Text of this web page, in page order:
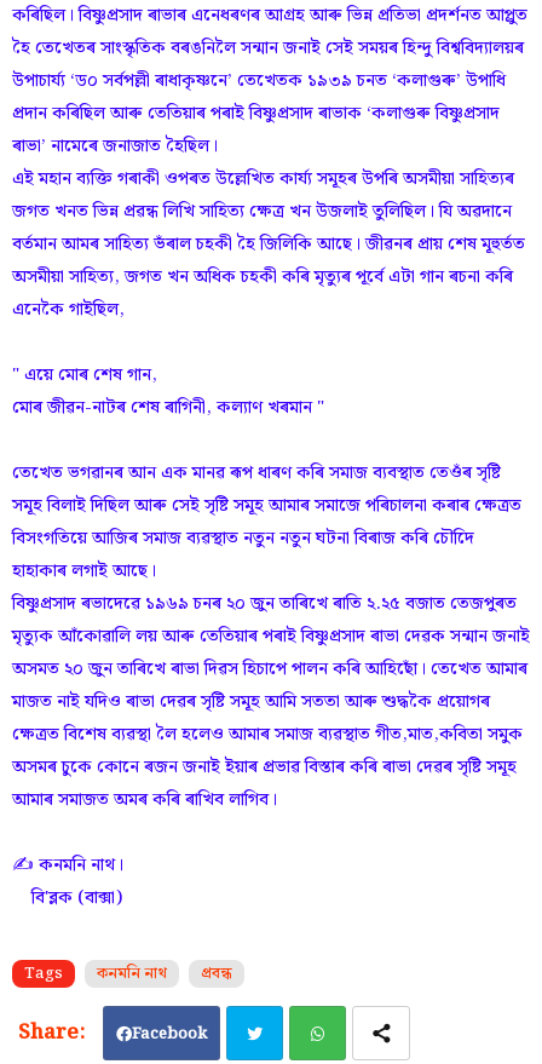
কৰিছিল। বিষ্ণুপ্ৰসাদ ৰাভাৰ এনেধৰণৰ আগ্ৰহ আৰু ভিন্ন প্ৰতিভা প্ৰদৰ্শনত আপ্লুত
হৈ তেখেতৰ সাংস্কৃতিক বৰঙনিলৈ সন্মান জনাই সেই সময়ৰ হিন্দু বিশ্ববিদ্যালয়ৰ
উপাচাৰ্য্য ‘ড০ সৰ্বপল্লী ৰাধাকৃষ্ণনে’ তেখেতক ১৯৩৯ চনত ‘কলাগুৰু’ উপাধি
প্ৰদান কৰিছিল আৰু তেতিয়াৰ পৰাই বিষ্ণুপ্ৰসাদ ৰাভাক ‘কলাগুৰু বিষ্ণুপ্ৰসাদ
ৰাভা’ নামেৰে জনাজাত হৈছিল।
এই মহান ব্যক্তি গৰাকী ওপৰত উল্লেখিত কাৰ্য্য সমূহৰ উপৰি অসমীয়া সাহিত্যৰ
জগত খনত ভিন্ন প্ৰৱন্ধ লিখি সাহিত্য ক্ষেত্ৰ খন উজলাই তুলিছিল। যি অৱদানে
বৰ্তমান আমৰ সাহিত্য ভঁৰাল চহকী হৈ জিলিকি আছে। জীৱনৰ প্ৰায় শেষ মূহুৰ্তত
অসমীয়া সাহিত্য, জগত খন অধিক চহকী কৰি মৃত্যুৰ পূৰ্বে এটা গান ৰচনা কৰি
এনেকৈ গাইছিল,
" এয়ে মোৰ শেষ গান,
মোৰ জীৱন-নাটৰ শেষ ৰাগিনী, কল্যাণ খৰমান "
তেখেত ভগৱানৰ আন এক মানৱ ৰূপ ধাৰণ কৰি সমাজ ব্যবস্থাত তেওঁৰ সৃষ্টি
সমূহ বিলাই দিছিল আৰু সেই সৃষ্টি সমূহ আমাৰ সমাজে পৰিচালনা কৰাৰ ক্ষেত্ৰত
বিসংগতিয়ে আজিৰ সমাজ ব্যৱস্থাত নতুন নতুন ঘটনা বিৰাজ কৰি চৌদিে
হাহাকাৰ লগাই আছে।
বিষ্ণুপ্ৰসাদ ৰভাদেৱে ১৯৬৯ চনৰ ২০ জুন তাৰিখে ৰাতি ২.২৫ বজাত তেজপুৰত
মৃত্যুক আঁকোৱালি লয় আৰু তেতিয়াৰ পৰাই বিষ্ণুপ্ৰসাদ ৰাভা দেৱক সন্মান জনাই
অসমত ২০ জুন তাৰিখে ৰাভা দিৱস হিচাপে পালন কৰি আহিছোঁ। তেখেত আমাৰ
মাজত নাই যদিও ৰাভা দেৱৰ সৃষ্টি সমূহ আমি সততা আৰু শুদ্ধকৈ প্ৰয়োগৰ
ক্ষেত্ৰত বিশেষ ব্যৱস্থা লৈ হলেও আমাৰ সমাজ ব্যৱস্থাত গীত,মাত,কবিতা সমুক
অসমৰ চুকে কোনে ৰজন জনাই ইয়াৰ প্ৰভাৱ বিস্তাৰ কৰি ৰাভা দেৱৰ সৃষ্টি সমূহ
আমাৰ সমাজত অমৰ কৰি ৰাখিব লাগিব।
✍️ কনমনি নাথ।
বি'ব্লক (বাক্সা)
Tags কনমনি নাথ প্ৰবন্ধ
Facebook